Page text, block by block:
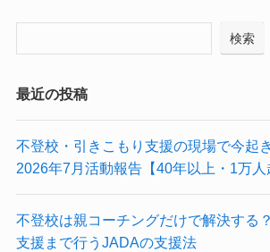
検索
最近の投稿
不登校・引きこもり支援の現場で今起
2026年7月活動報告【40年以上・1万人
不登校は親コーチングだけで解決する
支援まで行うJADAの支援法